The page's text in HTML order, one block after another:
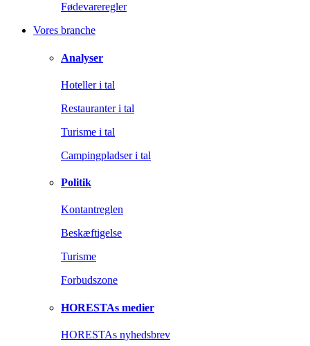
Fødevareregler
Vores branche
Analyser
Hoteller i tal
Restauranter i tal
Turisme i tal
Campingpladser i tal
Politik
Kontantreglen
Beskæftigelse
Turisme
Forbudszone
HORESTAs medier
HORESTAs nyhedsbrev